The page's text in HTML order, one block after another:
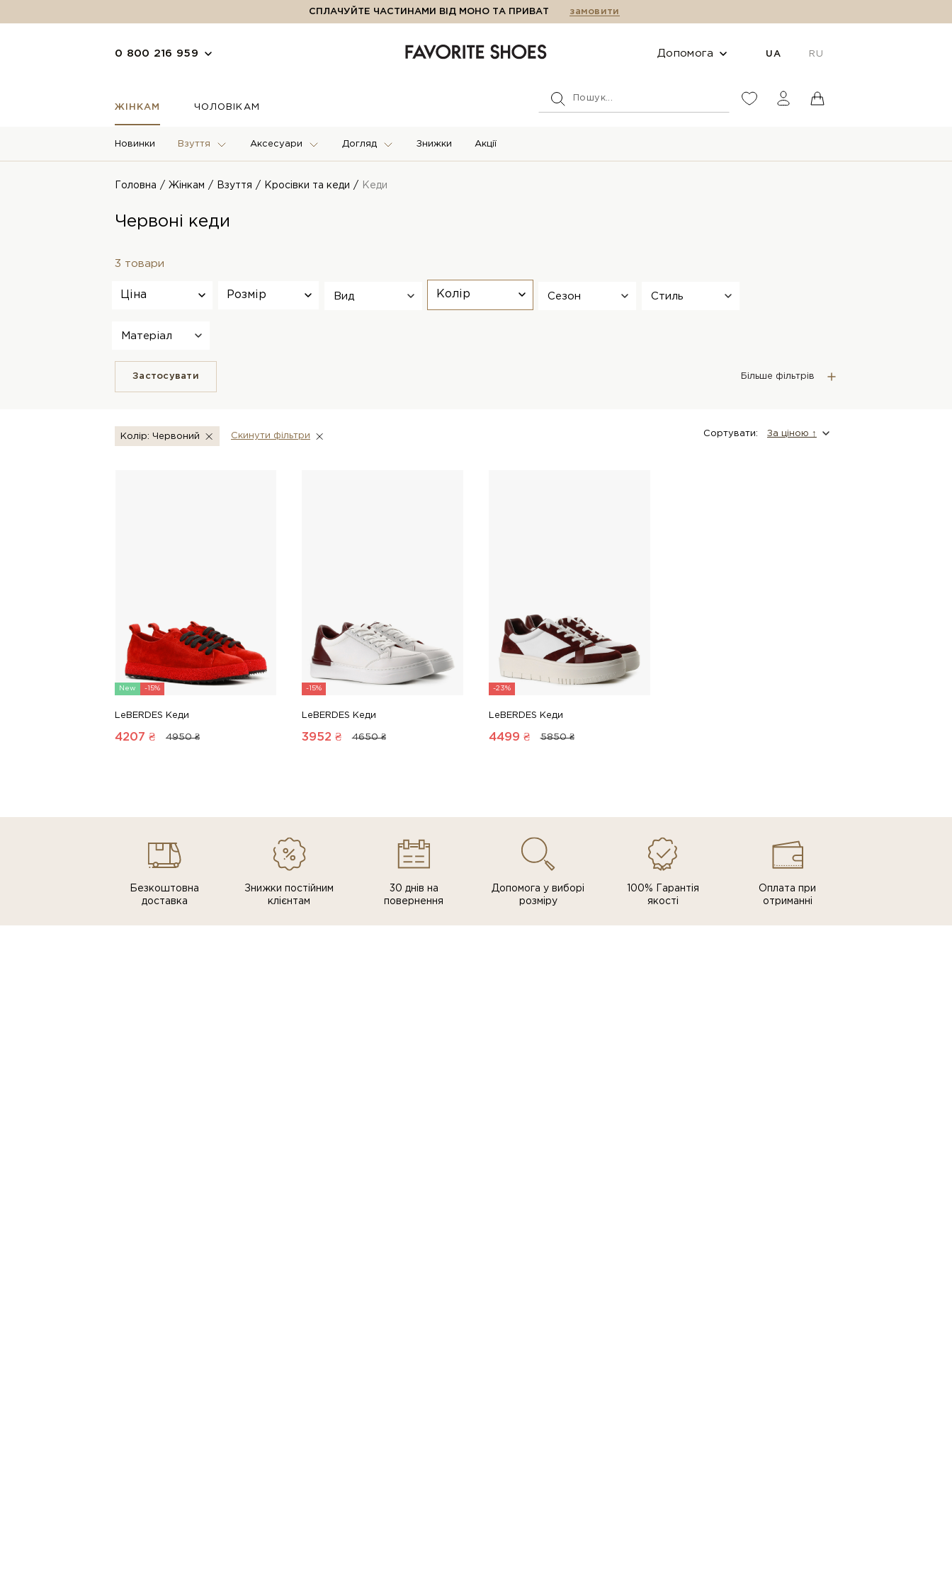
СПЛАЧУЙТЕ ЧАСТИНАМИ ВІД МОНО ТА ПРИВАТ замовити
0 800 216 959 Допомога UA RU
ЖІНКАМ ЧОЛОВІКАМ
Новинки Взуття Аксесуари Догляд Знижки Акції
Головна Жінкам Взуття Кросівки та кеди Кеди
Червоні кеди
3 товари
Ціна Розмір Вид Колір Сезон Стиль
Матеріал
Застосувати Більше фільтрів
Сортувати: За цiною ↑
Колір: Червоний Скинути фiльтри
New -15%
LeBERDES Кеди
4207 ₴ 4950 ₴
-15%
LeBERDES Кеди
3952 ₴ 4650 ₴
-23%
LeBERDES Кеди
4499 ₴ 5850 ₴
Безкоштовна
доставка
Знижки постiйним
клiєнтам
30 днів на
повернення
Допомога у виборі
розміру
100% Гарантія
якості
Оплата при
отриманні